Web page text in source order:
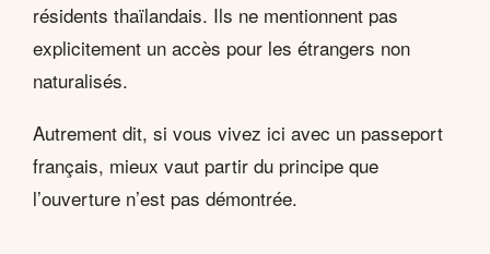
résidents thaïlandais. Ils ne mentionnent pas
explicitement un accès pour les étrangers non
naturalisés.
Autrement dit, si vous vivez ici avec un passeport
français, mieux vaut partir du principe que
l’ouverture n’est pas démontrée.